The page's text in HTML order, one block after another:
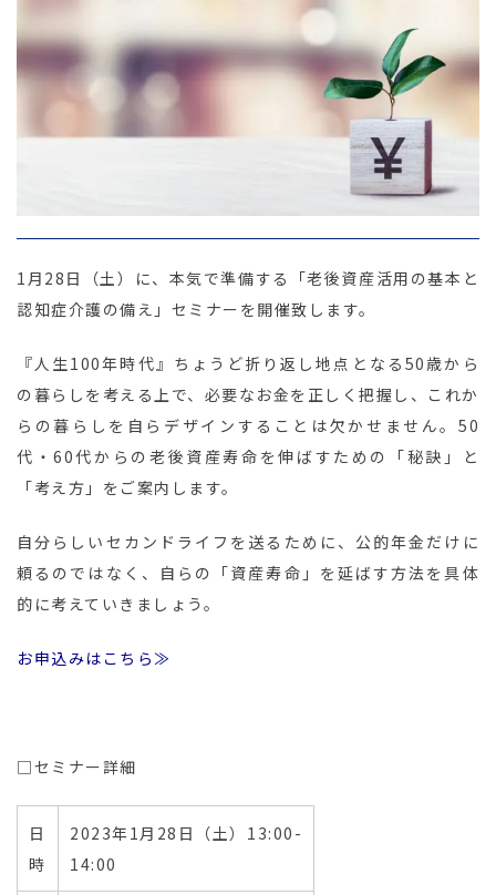
1月28日（土）に、本気で準備する「老後資産活用の基本と
認知症介護の備え」セミナーを開催致します。
『人生100年時代』ちょうど折り返し地点となる50歳から
の暮らしを考える上で、必要なお金を正しく把握し、これか
らの暮らしを自らデザインすることは欠かせません。50
代・60代からの老後資産寿命を伸ばすための「秘訣」と
「考え方」をご案内します。
自分らしいセカンドライフを送るために、公的年金だけに
頼るのではなく、自らの「資産寿命」を延ばす方法を具体
的に考えていきましょう。
お申込みはこちら≫
□セミナー詳細
日
時
2023年1月28日（土）13:00-
14:00